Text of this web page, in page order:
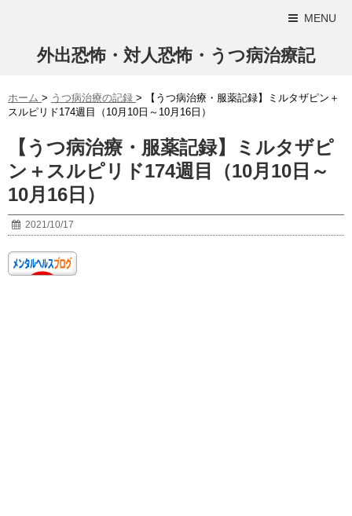
MENU
外出恐怖・対人恐怖・うつ病治療記
ホーム > うつ病治療の記録 >
【うつ病治療・服薬記録】ミルタザピン＋
スルピリド174週目（10月10日～10月16日）
【うつ病治療・服薬記録】ミルタザピ
ン＋スルピリド174週目（10月10日～
10月16日）
2021/10/17